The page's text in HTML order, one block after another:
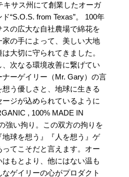
キサス州にて創業したオーガ
“S.O.S. from Texas”。 100年
の広大な自社農場で綿花を
の手によって、美しい大地
大切に守られてきました。
、次なる環境改善に繋げてい
ーゲイリー（Mr. Gary）の言
う優しさと、地球に生きる
ジが込められているように
, 100% MADE IN
強い拘り。この双方の拘りを
球を想う』『人を想う』ゲ
てこそだと言えます。オー
もとより、他にはない温も
ゲイリーの心がプロダクト